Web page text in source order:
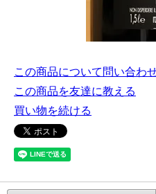
この商品について問い合わ
この商品を友達に教える
買い物を続ける